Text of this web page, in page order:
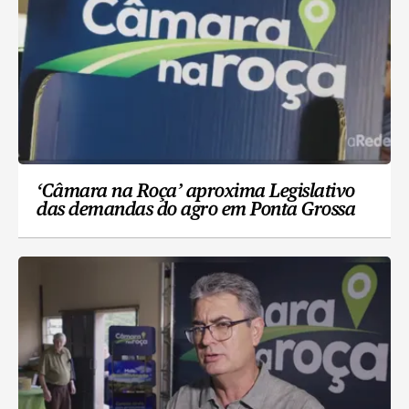
‘Câmara na Roça’ aproxima Legislativo
das demandas do agro em Ponta Grossa